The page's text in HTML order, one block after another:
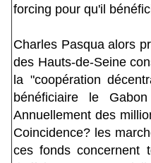
forcing pour qu'il
Charles Pasqua alors
des Hauts-de-Seine
la "coopération
bénéficiaire le
Annuellement des
Coincidence? les
ces fonds concernent